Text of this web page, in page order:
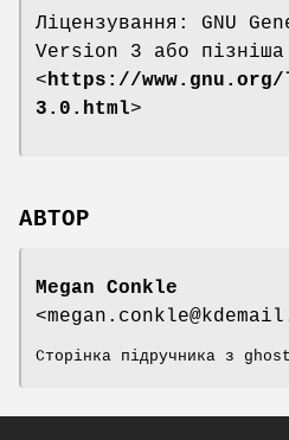
Ліцензування: GNU
Version 3 або пізніша
<https://
3.0.html>
АВТОР
Megan Conkle
Сторінка підручника з